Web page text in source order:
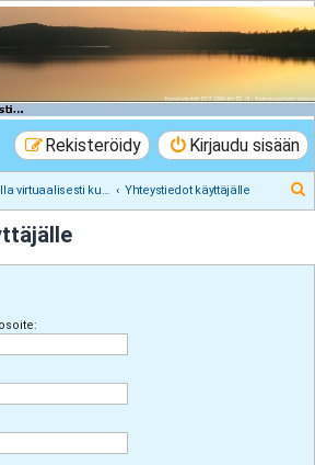
Kirjaudu sisään
Rekisteröidy
Vaella virtuaalisesti kunnes pääset oikeasti Yhteystiedot käyttäjälle
i